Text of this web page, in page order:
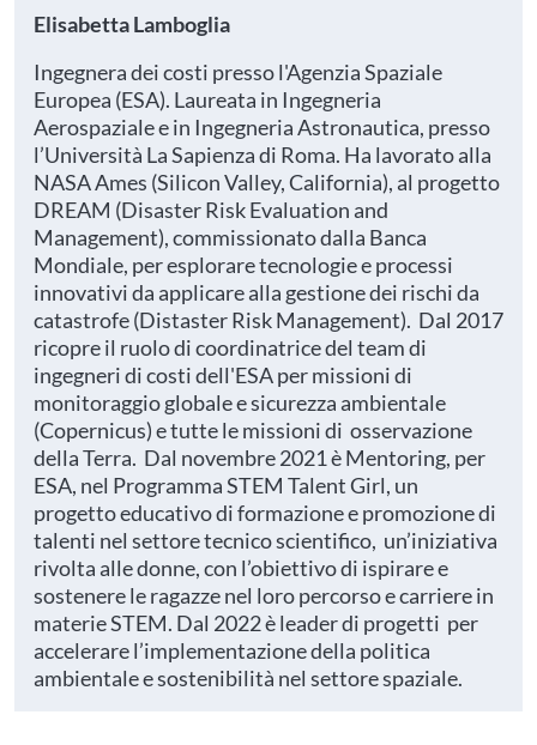
Elisabetta Lamboglia
Ingegnera dei costi presso l'Agenzia Spaziale
Europea (ESA). Laureata in Ingegneria
Aerospaziale e in Ingegneria Astronautica, presso
l’Università La Sapienza di Roma. Ha lavorato alla
NASA Ames (Silicon Valley, California), al progetto
DREAM (Disaster Risk Evaluation and
Management), commissionato dalla Banca
Mondiale, per esplorare tecnologie e processi
innovativi da applicare alla gestione dei rischi da
catastrofe (Distaster Risk Management). Dal 2017
ricopre il ruolo di coordinatrice del team di
ingegneri di costi dell'ESA per missioni di
monitoraggio globale e sicurezza ambientale
(Copernicus) e tutte le missioni di osservazione
della Terra. Dal novembre 2021 è Mentoring, per
ESA, nel Programma STEM Talent Girl, un
progetto educativo di formazione e promozione di
talenti nel settore tecnico scientifico, un’iniziativa
rivolta alle donne, con l’obiettivo di ispirare e
sostenere le ragazze nel loro percorso e carriere in
materie STEM. Dal 2022 è leader di progetti per
accelerare l’implementazione della politica
ambientale e sostenibilità nel settore spaziale.